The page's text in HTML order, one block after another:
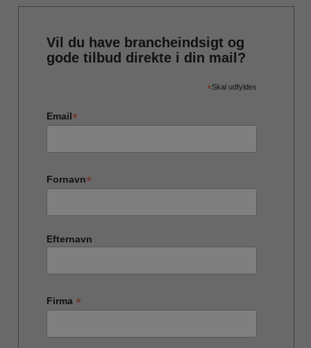
Vil du have brancheindsigt og
gode tilbud direkte i din mail?
*Skal udfyldes
Email*
Fornavn*
Efternavn
Firma*